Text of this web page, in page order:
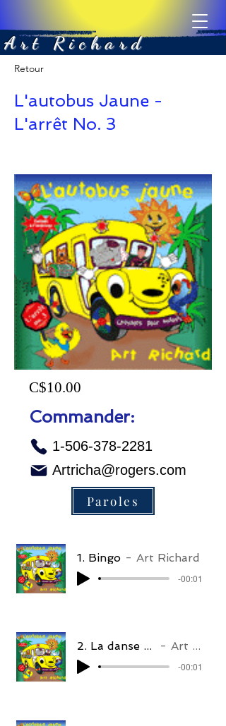
Art Richard
Retour
L'autobus Jaune -
L'arrêt No. 3
C$10.00
Commander:
1-506-378-2281
Artricha@rogers.com
Paroles
1. Bingo Art Richard
-00:01
2. La danse des canards Art Richard
-00:01